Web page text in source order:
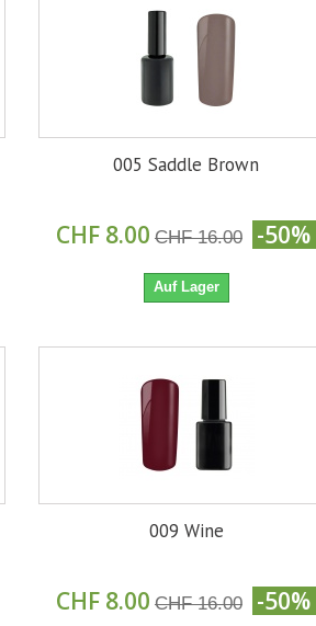
005 Saddle Brown
CHF 8.00 CHF 16.00 -50%
Auf Lager
009 Wine
CHF 8.00 CHF 16.00 -50%